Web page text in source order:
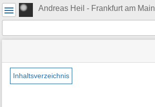
Andreas Heil - Frankfurt am Main
Werkzeuge
Benutzer-
Werkzeuge
befinden
sich
hier:
»
Publikation
»
Seiten-
Werkzeuge
Inhaltsverzeichnis